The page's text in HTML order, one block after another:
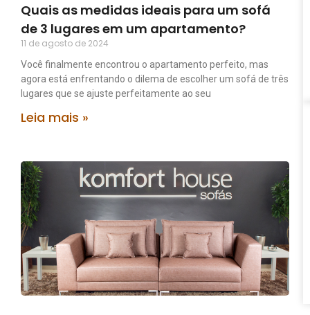
Quais as medidas ideais para um sofá
de 3 lugares em um apartamento?
11 de agosto de 2024
Você finalmente encontrou o apartamento perfeito, mas
agora está enfrentando o dilema de escolher um sofá de três
lugares que se ajuste perfeitamente ao seu
Leia mais »